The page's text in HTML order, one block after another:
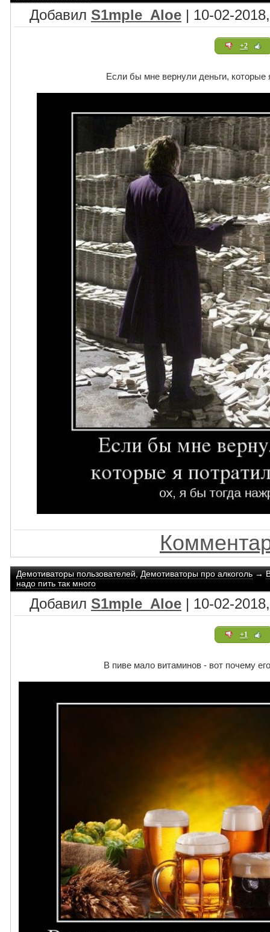
Добавил S1mple_Aloe | 10-02-
+2
Если бы мне вернули деньги, которые
Демотиваторы пользователей,Демотиваторы про алкоголь→
надо пить так много
Добавил S1mple_Aloe | 10-02-
+1
В пиве мало витаминов - вот почему